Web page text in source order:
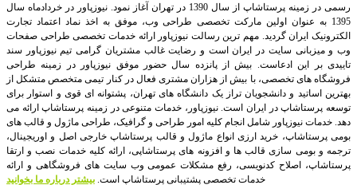
رسمی در زمینه پرستاشاپ از سال 1390 در تهران آغاز نمود. نیوزپاور در خردادماه سال
1395 به عنوان اولین مارکت تخصصی طراحی وب، موفق به اخذ نماد اعتماد تجارت
الکترونیک ایران گردید. مهم ترین رسالت نیوزپاور ارائه خدمات تخصصی طراحی صفحات
وب و میزبانی سایت در ایران است و رضایت غالب مشتریان گرامی تیم نیوزپاور سند
تاییدی بر این ادعاست. بیش از پانزده سال حضور موفق نیوزپاور در زمینه طراحی
فروشگاه های تخصصی، با بیش از هزاران مشتری فعال در کنار تیمی متخصص متشکل از
بهترین اساتید و دانشجویان تراز یک دانشگاه های تهران، پشتوانه ای قوی و استوار برای
توسعه پرستاشاپ در ایران است.نیوزپاور، خدمات متنوعی در زمینه پرستاشاپ ارائه می
دهد. خدمات نیوزپاور شامل انجام کلیه امور طراحی و گرافیک، طراحی ماژول و قالب های
بومی پرستاشاپ، خرید ارزی انواع ماژول و قالب پرستاشاپ خارجی اصل و اوریجینال،
ترجمه و بومی سازی قالب ها و افزونه های پرستاشاپی، ارائه کلیه خدمات نصب و ارتقا
پرستاشاپ، اصلاح کدنویسی، رفع مشکلات عمومی وب سایت های فروشگاهی و ارائه
خدمات تخصصی پشتیبانی پرستاشاپ است. بیشتر درباره ما بخوانید